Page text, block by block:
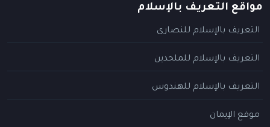
مواقع التعريف بالإسلام
التعريف بالإسلام للنصارى
التعريف بالإسلام للملحدين
التعريف بالإسلام للهندوس
موقع الإيمان